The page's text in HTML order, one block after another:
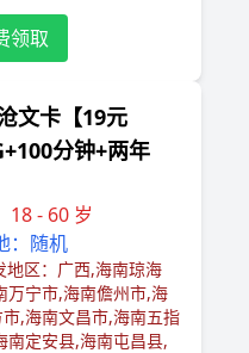
领取
文卡【19元
分钟+两年
18 - 60 岁
：随机
地区：广西,海南琼海
万宁市,海南儋州市,海
,海南文昌市,海南五指
南定安县,海南屯昌县,